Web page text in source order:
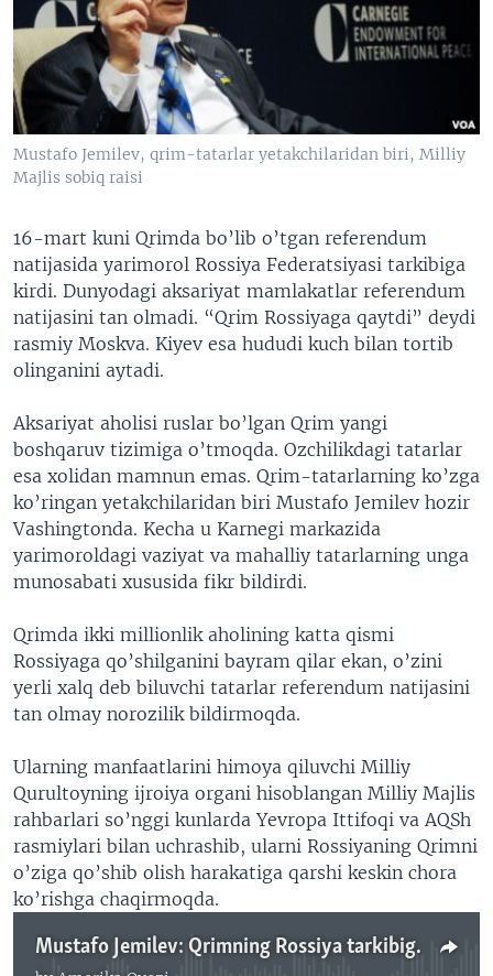
VIDEO
XABARLAR SURATLARDA
ODNOKLASSNIKI
TELEGRAM
TWITTER
SOUNDCLOUD
VOA
Mustafo Jemilev, qrim-tatarlar yetakchilaridan biri, Milliy
Majlis sobiq raisi
16-mart kuni Qrimda bo’lib o’tgan referendum
natijasida yarimorol Rossiya Federatsiyasi tarkibiga
kirdi. Dunyodagi aksariyat mamlakatlar referendum
natijasini tan olmadi. “Qrim Rossiyaga qaytdi” deydi
rasmiy Moskva. Kiyev esa hududi kuch bilan tortib
olinganini aytadi.
Aksariyat aholisi ruslar bo’lgan Qrim yangi
boshqaruv tizimiga o’tmoqda. Ozchilikdagi tatarlar
esa xolidan mamnun emas. Qrim-tatarlarning ko’zga
ko’ringan yetakchilaridan biri Mustafo Jemilev hozir
Vashingtonda. Kecha u Karnegi markazida
yarimoroldagi vaziyat va mahalliy tatarlarning unga
munosabati xususida fikr bildirdi.
Qrimda ikki millionlik aholining katta qismi
Rossiyaga qo’shilganini bayram qilar ekan, o’zini
yerli xalq deb biluvchi tatarlar referendum natijasini
tan olmay norozilik bildirmoqda.
Ularning manfaatlarini himoya qiluvchi Milliy
Qurultoyning ijroiya organi hisoblangan Milliy Majlis
rahbarlari so’nggi kunlarda Yevropa Ittifoqi va AQSh
rasmiylari bilan uchrashib, ularni Rossiyaning Qrimni
o’ziga qo’shib olish harakatiga qarshi keskin chora
ko’rishga chaqirmoqda.
Mustafo Jemilev: Qrimning Rossiya tarkibiga kirishi tatarlar uchun tuzoq